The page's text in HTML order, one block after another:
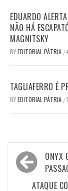
EDUARDO
NÃO HÁ
MAGNITSKY
BYEDITORIAL PÁTRIA /
TAGLIAFERRO É
BYEDITORIAL PÁTRIA /
de
ONYX
ATAQUE